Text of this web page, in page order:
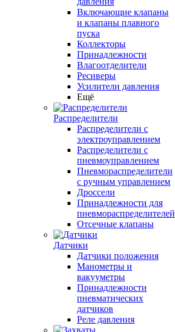
Включающие клапаны
и клапаны плавного
пуска
Коллекторы
Принадлежности
Влагоотделители
Ресиверы
Усилители давления
Ещё
Распределители
Распределители с
электроуправлением
Распределители с
пневмоуправлением
Пневмораспределители
с ручным управлением
Дроссели
Принадлежности для
пневмораспределителей
Отсечные клапаны
Датчики
Датчики положения
Манометры и
вакууметры
Принадлежности
пневматических
датчиков
Реле давления